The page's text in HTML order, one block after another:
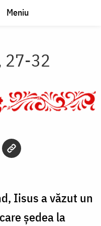
Meniu
27-32
Iisus a văzut un
ședea la